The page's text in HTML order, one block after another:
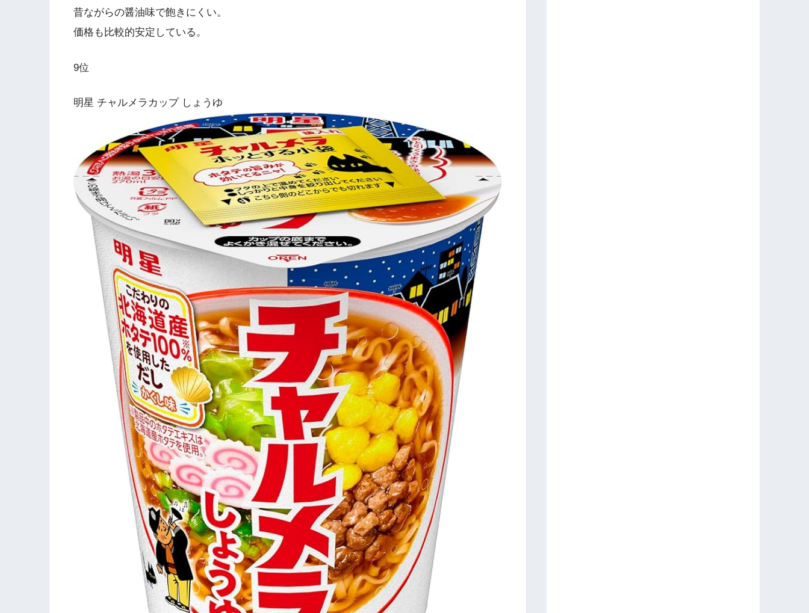
昔ながらの醤油味で飽きにくい。
価格も比較的安定している。
9位
明星 チャルメラカップ しょうゆ